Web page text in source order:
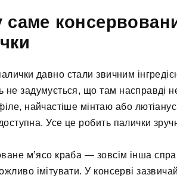
давно стали звичним
не задумується, що там насправді
найчастіше мінтаю або
доступна. Усе це робить палички
м’ясо краба — зовсім інша
імітувати. У консерві